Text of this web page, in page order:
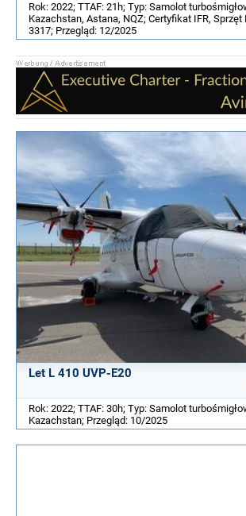
Rok: 2022; TTAF: 21h; Typ: Samolot
Kazachstan, Astana, NQZ; Certyfikat IFR, Sprzęt
3317; Przegląd: 12/2025
Let L 410 UVP-E20
Rok: 2022; TTAF: 30h; Typ: Samolot
Kazachstan; Przegląd: 10/2025